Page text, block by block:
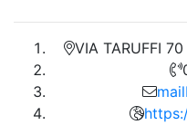
VIA TARUFFI